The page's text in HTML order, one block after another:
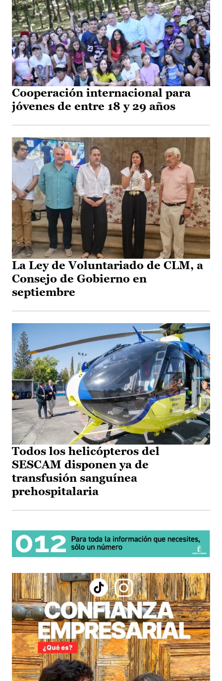
Cooperación internacional para
jóvenes de entre 18 y 29 años
La Ley de Voluntariado de CLM, a
Consejo de Gobierno en
septiembre
Todos los helicópteros del
SESCAM disponen ya de
transfusión sanguínea
prehospitalaria